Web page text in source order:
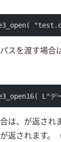
す場合は、Unicode
L"デ
SQLITE_OKが返
返されます。